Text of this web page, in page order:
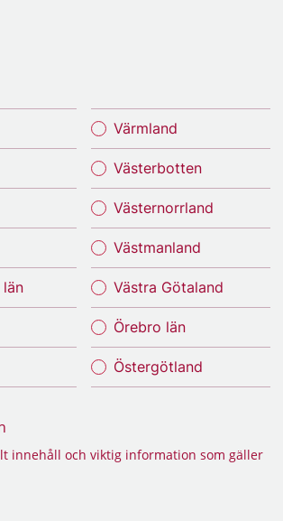
Värmland
Västerbotten
Västernorrland
Västmanland
Västra Götaland
Örebro län
Östergötland
innehåll och viktig information som gäller